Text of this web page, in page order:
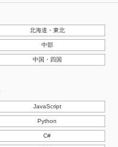
北海道・東北
中部
中国・四国
JavaScript
Python
C#